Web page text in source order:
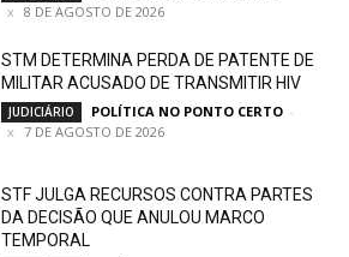
8 DE AGOSTO DE 2026
STM DETERMINA PERDA DE PATENTE DE
MILITAR ACUSADO DE TRANSMITIR HIV
JUDICIÁRIO POLÍTICA NO PONTO CERTO -
7 DE AGOSTO DE 2026
STF JULGA RECURSOS CONTRA PARTES
DA DECISÃO QUE ANULOU MARCO
TEMPORAL